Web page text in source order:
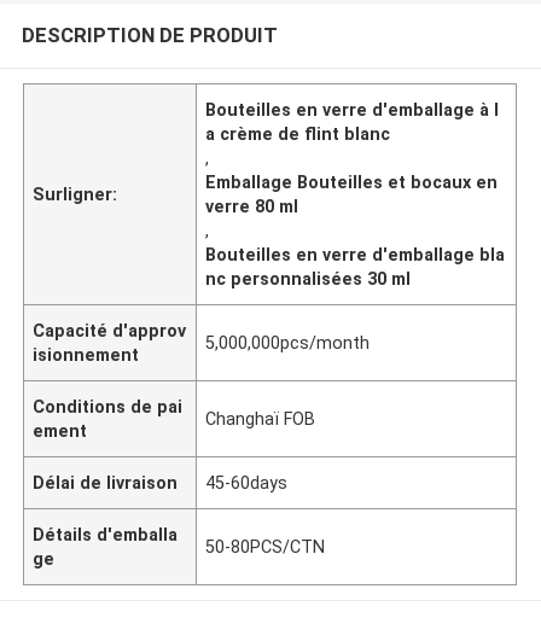
DESCRIPTION DE PRODUIT
Surligner:
Bouteilles en verre d'emballage à l
a crème de flint blanc
,
Emballage Bouteilles et bocaux en
verre 80 ml
,
Bouteilles en verre d'emballage bla
nc personnalisées 30 ml
Capacité d'approv
isionnement
5,000,000pcs/month
Conditions de pai
ement
Changhaï FOB
Délai de livraison 45-60days
Détails d'emballa
ge
50-80PCS/CTN